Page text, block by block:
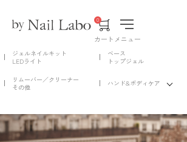
カート
0
メニュー
ジェルネイルキット
LEDライト
ベース
トップジェル
リムーバー／クリーナー
その他
ハンド&ボディケア